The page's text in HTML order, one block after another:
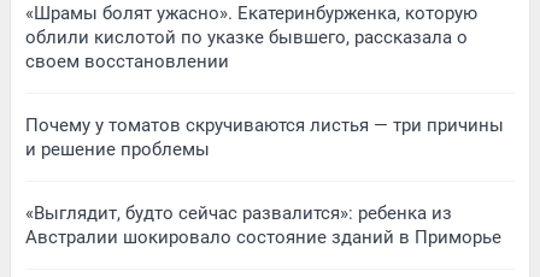
«Шрамы болят ужасно». Екатеринбурженка, которую
облили кислотой по указке бывшего, рассказала о
своем восстановлении
Почему у томатов скручиваются листья — три причины
и решение проблемы
«Выглядит, будто сейчас развалится»: ребенка из
Австралии шокировало состояние зданий в Приморье